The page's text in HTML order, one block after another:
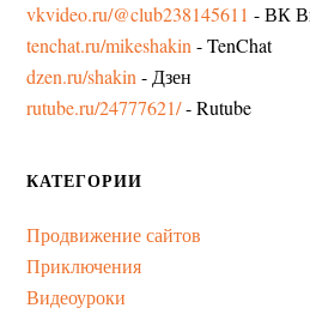
vkvideo.ru/@club238145611 - ВК
tenchat.ru/mikeshakin- TenChat
dzen.ru/shakin- Дзен
rutube.ru/24777621/- Rutube
КАТЕГОРИИ
Продвижение сайтов
Приключения
Видеоуроки